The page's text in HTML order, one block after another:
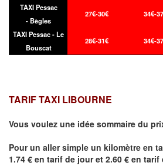
TAXI Pessac
- Bègles
27€-30€ 34€-
TAXI Pessac - Le
Bouscat
28€-31€ 34€-
TARIF TAXI LIBOURNE
Vous voulez une idée sommaire du
Pour un aller simple un kilomètre en
1.74 € en tarif de jour et 2.60 € en